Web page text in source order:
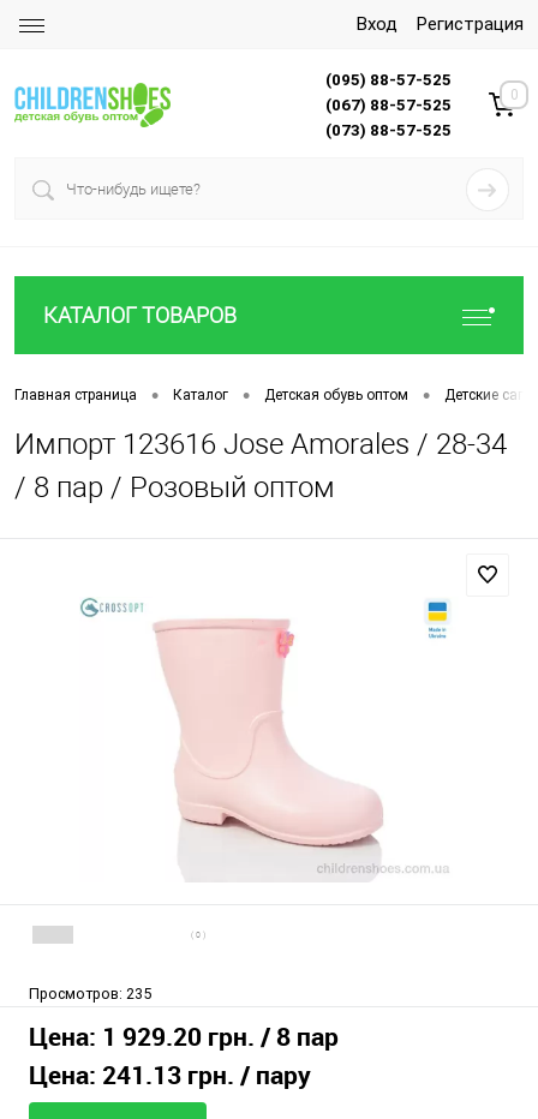
Вход Регистрация
(095) 88-57-525
(067) 88-57-525
(073) 88-57-525
0
КАТАЛОГ ТОВАРОВ
Главная страница • Каталог • Детская обувь оптом • Детские
Импорт 123616 Jose Amorales / 28-34
/ 8 пар / Розовый оптом
( 0 )
Просмотров: 235
Цена: 1 929.20 грн. / 8 пар
Цена: 241.13 грн. / пару